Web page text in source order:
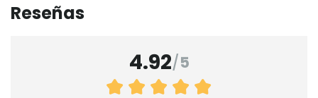
Reseñas
4.92/5